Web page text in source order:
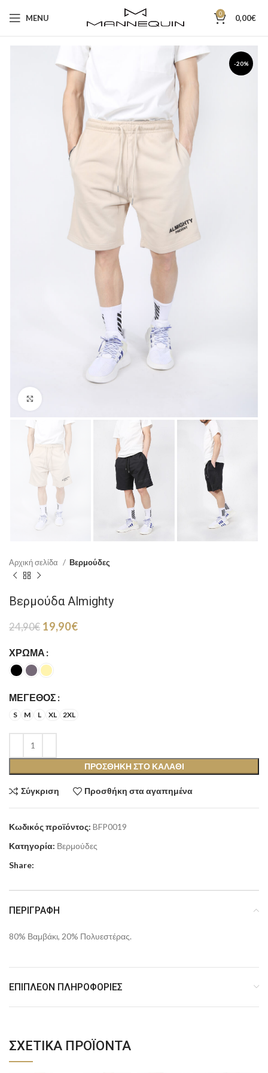
MENU 0 0,00€
-20%
Αρχική σελίδα Βερμούδες
Βερμούδα Almighty
24,90€ Original
was:
24,90€.
19,90€Η
ΧΡΏΜΑ
ΜΈΓΕΘΟΣ
S M L XL 2XL
ΠΡΟΣΘΉΚΗ ΣΤΟ ΚΑΛΆΘΙ
Σύγκριση Προσθήκη στα αγαπημένα
Κωδικός προϊόντος: BFP0019
Κατηγορία: Βερμούδες
Share:
ΠΕΡΙΓΡΑΦΉ
80% Βαμβάκι, 20% Πολυεστέρας.
ΕΠΙΠΛΈΟΝ ΠΛΗΡΟΦΟΡΊΕΣ
ΣΧΕΤΙΚΆ ΠΡΟΪΌΝΤΑ